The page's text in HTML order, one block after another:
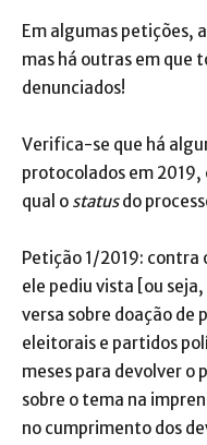
Em algumas petições,
mas há outras em que
denunciados!
Verifica-se que há
protocolados em
qual o statusdo
Petição 1/2019: contra
ele pediu vista [ou
versa sobre doação de
eleitorais e partidos
meses para devolver o
sobre o tema na
no cumprimento dos